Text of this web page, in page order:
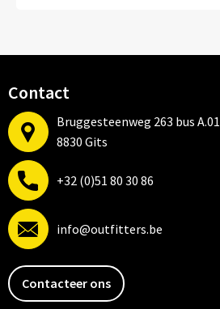
Sjaals en nekwarmers
Petten, Mutsen en Accessoires
Blazers
Dekens, Fleecedekens en Kussens
Gezichtsmaskers en mondkapjes
Gilets
Spellen voor binnen en buiten
Tassen
Veiligheid, Auto en Fiets
Vrije tijd en Strand
Contact
Bruggesteenweg 263 bus A.01
8830 Gits
+32 (0)51 80 30 86
info@outfitters.be
Contacteer ons